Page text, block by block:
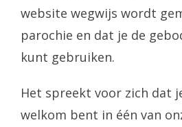
website wegwijs wordt
parochie en dat je de
kunt gebruiken.
Het spreekt voor zich dat
welkom bent in één van